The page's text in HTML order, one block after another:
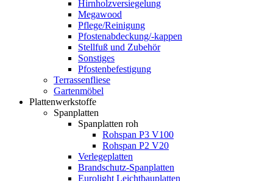
Hirnholzversiegelung
Megawood
Pflege/Reinigung
Pfostenabdeckung/-kappen
Stellfuß und Zubehör
Sonstiges
Pfostenbefestigung
Terrassenfliese
Gartenmöbel
Plattenwerkstoffe
Spanplatten
Spanplatten roh
Rohspan P3 V100
Rohspan P2 V20
Verlegeplatten
Brandschutz-Spanplatten
Eurolight Leichtbauplatten